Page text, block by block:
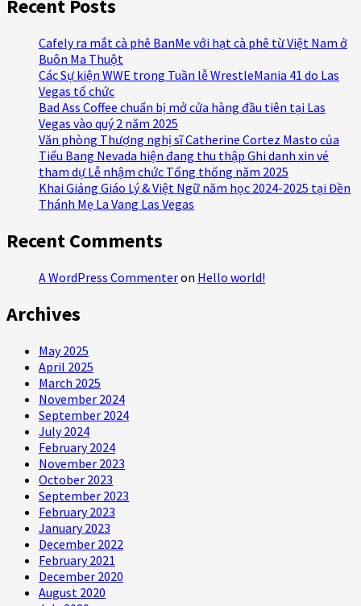
Recent Posts
Cafely ra mắt cà phê BanMe với hạt cà phê từ Việt Nam ở
Buôn Ma Thuột
Các Sự kiện WWE trong Tuần lễ WrestleMania 41 do Las
Vegas tổ chức
Bad Ass Coffee chuẩn bị mở cửa hàng đầu tiên tại Las
Vegas vào quý 2 năm 2025
Văn phòng Thượng nghị sĩ Catherine Cortez Masto của
Tiểu Bang Nevada hiện đang thu thập Ghi danh xin vé
tham dự Lễ nhậm chức Tổng thống năm 2025
Khai Giảng Giáo Lý & Việt Ngữ năm học 2024-2025 tại Đền
Thánh Mẹ La Vang Las Vegas
Recent Comments
A WordPress Commenteron Hello world!
Archives
May 2025
April 2025
March 2025
November 2024
September 2024
July 2024
February 2024
November 2023
October 2023
September 2023
February 2023
January 2023
December 2022
February 2021
December 2020
August 2020